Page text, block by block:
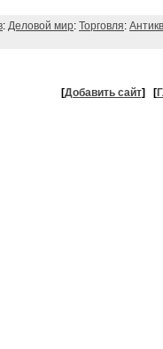
: Деловой мир: Торговля:
[Добавить сайт] [